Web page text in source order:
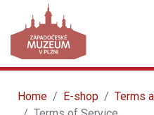
Home E-shop
Terms